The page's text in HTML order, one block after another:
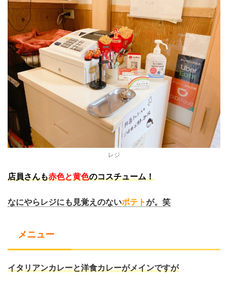
レジ
店員さんも赤色と黄色のコスチューム！
なにやらレジにも見覚えのないポテトが。笑
メニュー
イタリアンカレーと洋食カレーがメインですが